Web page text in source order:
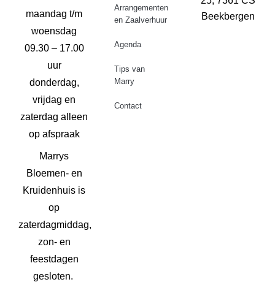
maandag t/m
woensdag
09.30 – 17.00
uur
donderdag,
vrijdag en
zaterdag alleen
op afspraak
Marrys
Bloemen- en
Kruidenhuis is
op
zaterdagmiddag,
zon- en
feestdagen
gesloten.
Arrangementen
en Zaalverhuur
Agenda
Tips van
Marry
Contact
Beekbergen